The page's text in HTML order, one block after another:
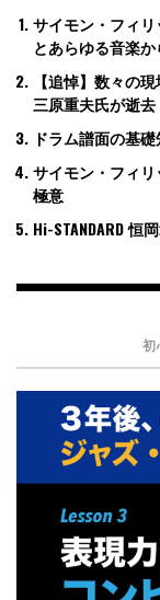
サイモン・フィ
とあらゆる音楽
【追悼】数々の
三原重夫氏が逝去
ドラム譜面の基
サイモン・フィ
極意
Hi-STANDARD 恒
初